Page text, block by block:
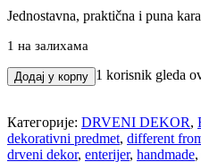
Jednostavna, praktična i puna
1 на залихама
RUSTIK
-
GAJBICA
количина
Додај у корпу 1 korisnik gleda
Категорије: DRVENI DEKOR,
dekorativni predmet, different
drveni dekor, enterijer, handmade,